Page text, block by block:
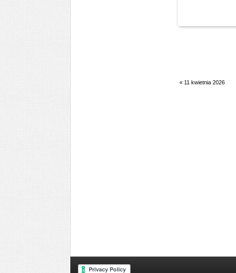
« 11 kwietnia 2026